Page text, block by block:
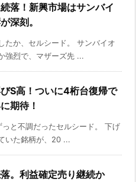
落！新興市場はサンバイ
深刻。
たか、セルシード。 サンバイオ
強烈で、マザーズ先 ...
S高！ついに4桁台復帰で
期待！
と不調だったセルシード。 下げ
いた銘柄が、20 ...
。利益確定売り継続か